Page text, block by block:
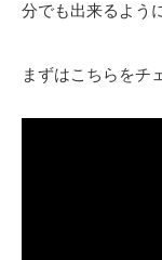
分でも出来るよう
まずはこちらをチ